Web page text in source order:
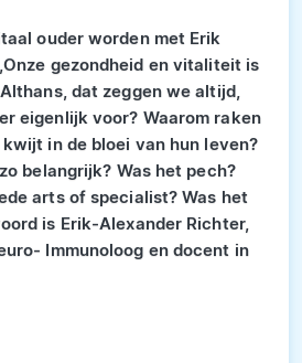
ouder worden met Erik
gezondheid en vitaliteit is
dat zeggen we altijd,
eigenlijk voor? Waarom raken
in de bloei van hun leven?
belangrijk? Was het pech?
arts of specialist? Was het
is Erik-Alexander Richter,
Immunoloog en docent in